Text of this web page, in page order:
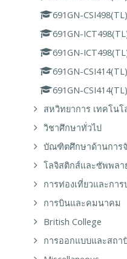
691GN-
691GN-
691GN-
691GN-
691GN-
สหวิทยาการ เทคโน
วิชาศึกษาทั่วไป
บัณฑิตศึกษาด้านการ
โลจิสติกส์และซัพพลา
การท่องเที่ยวและการ
การบินและคมนาคม
British College
การออกแบบและสถา